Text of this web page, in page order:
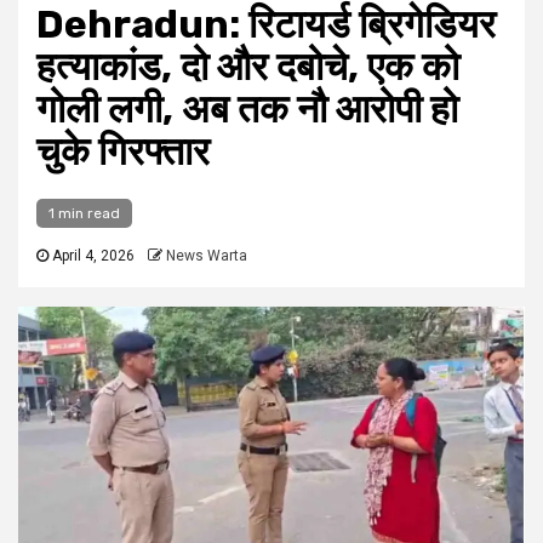
Dehradun: रिटायर्ड ब्रिगेडियर
हत्याकांड, दो और दबोचे, एक को
गोली लगी, अब तक नौ आरोपी हो
चुके गिरफ्तार
1 min read
April 4, 2026 News Warta